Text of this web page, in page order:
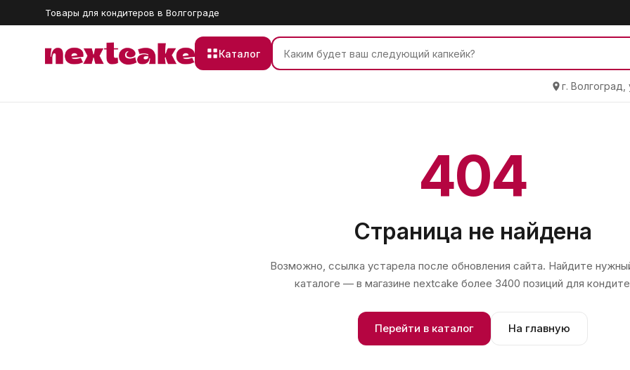
Товары для кондитеров в Волгограде
Каталог
г.
404
Страница не найдена
Возможно, ссылка устарела после обновления сайта. Найдите
каталоге — в магазине nextcake более 3400 позиций для
Перейти в каталог На главную